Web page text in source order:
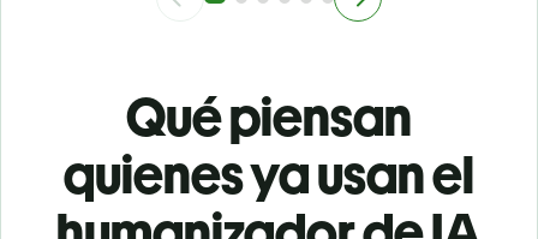
Qué piensan
quienes ya usan el